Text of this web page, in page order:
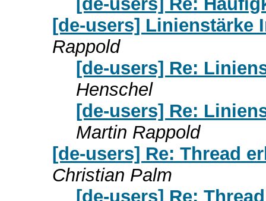
[de-users] Linienstärke
Rappold
[de-users] Re:
Henschel
[de-users] Re:
Martin Rappold
[de-users] Re: Thread
Christian Palm
[de-users] Re: